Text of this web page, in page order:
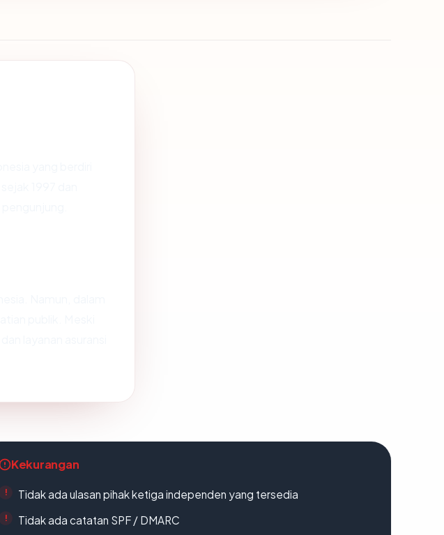
Kekurangan
Tidak ada ulasan pihak ketiga independen yang tersedia
Tidak ada catatan SPF / DMARC